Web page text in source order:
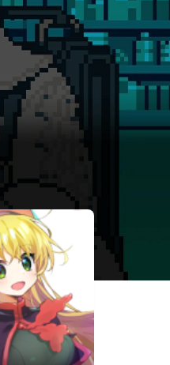
シュレディン
ガーズ・コー
Dark Forest